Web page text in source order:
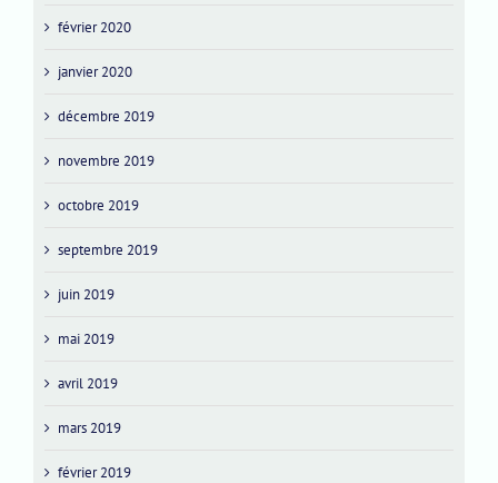
février 2020
janvier 2020
décembre 2019
novembre 2019
octobre 2019
septembre 2019
juin 2019
mai 2019
avril 2019
mars 2019
février 2019